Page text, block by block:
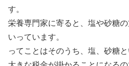
す。
栄養専門家に寄ると、塩や砂糖
いっています。
ってことはそのうち、塩、砂糖